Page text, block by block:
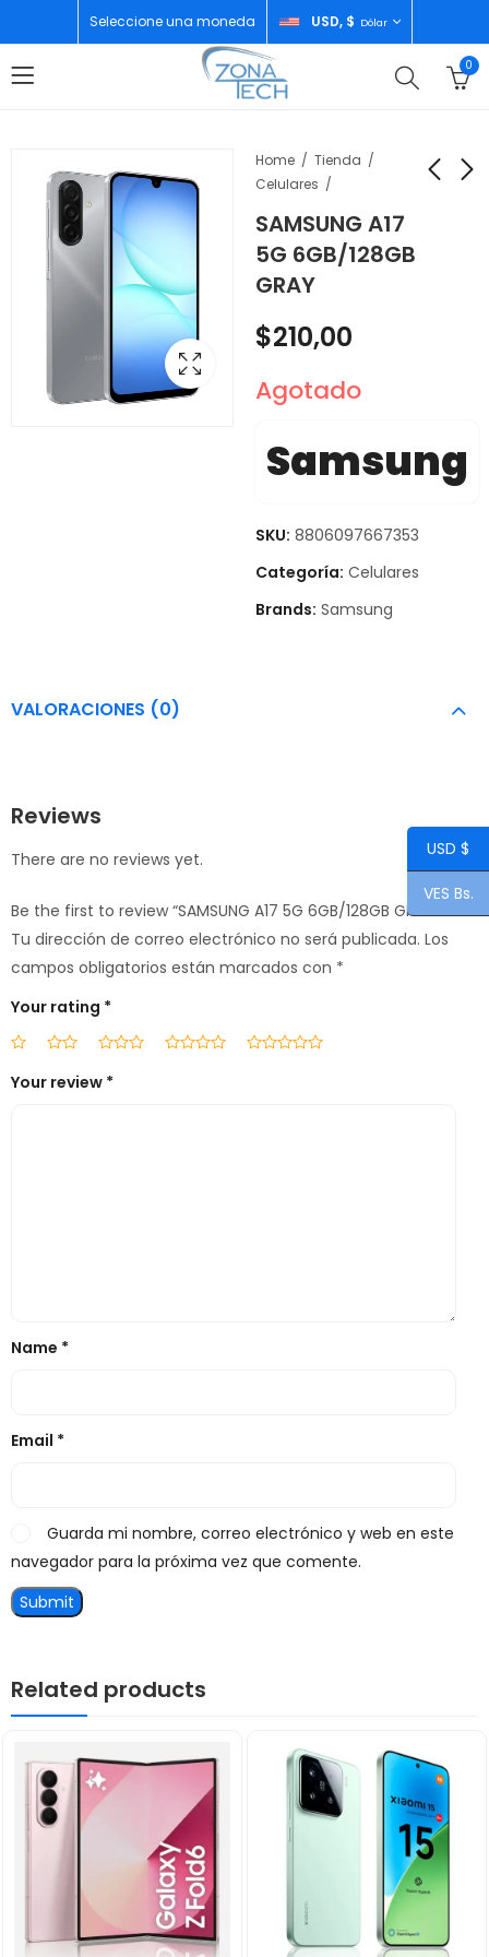
Seleccione una moneda USD, $ Dólar
0
Home
Tienda
Celulares
SAMSUNG A17
5G 6GB/128GB
GRAY
APPLE HSO IPHONE 12
PRO MAX 512GB
GRADO A
$
TECNO SPARK 30C
8GB/256GB ORBIT
$210,00
Agotado
Samsung
SKU: 8806097667353
Categoría: Celulares
Brands: Samsung
VALORACIONES (0)
Reviews
There are no reviews yet.
Be the first to review “SAMSUNG A17 5G 6GB/128GB GRAY”
Tu dirección de correo electrónico no será publicada. Los
campos obligatorios están marcados con *
Your rating *
Your review *
Name *
Email *
Guarda mi nombre, correo electrónico y web en este
navegador para la próxima vez que comente.
Related products
USD $
VES Bs.